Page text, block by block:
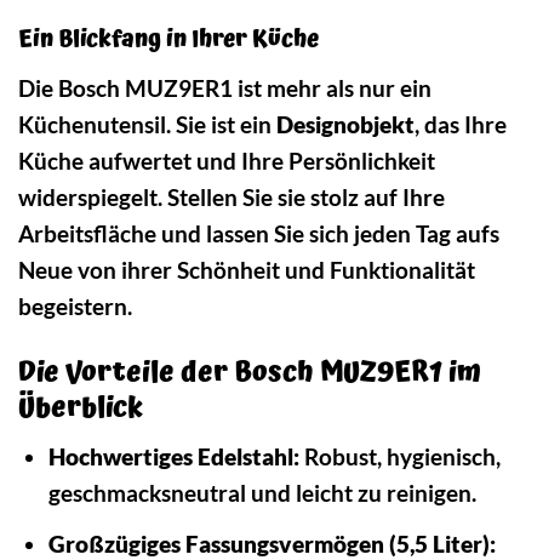
Ein Blickfang in Ihrer Küche
Die Bosch MUZ9ER1 ist mehr als nur ein
Küchenutensil. Sie ist ein Designobjekt, das Ihre
Küche aufwertet und Ihre Persönlichkeit
widerspiegelt. Stellen Sie sie stolz auf Ihre
Arbeitsfläche und lassen Sie sich jeden Tag aufs
Neue von ihrer Schönheit und Funktionalität
begeistern.
Die Vorteile der Bosch MUZ9ER1 im
Überblick
Hochwertiges Edelstahl:Robust, hygienisch,
geschmacksneutral und leicht zu reinigen.
Großzügiges Fassungsvermögen (5,5 Liter):